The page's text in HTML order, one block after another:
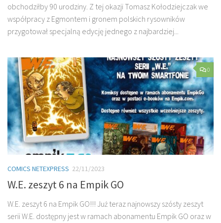
obchodziłby 90 urodziny. Z tej okazji Tomasz Kołodziejczak we
współpracy z Egmontem i gronem polskich rysowników
przygotował specjalną edycję jednego z najbardziej...
0
COMICS NETEXPRESS 22/11/2023
W.E. zeszyt 6 na Empik GO
W.E. zeszyt 6 na Empik GO!!! Już teraz najnowszy szósty zeszyt
serii W.E. dostępny jest w ramach abonamentu Empik GO oraz w